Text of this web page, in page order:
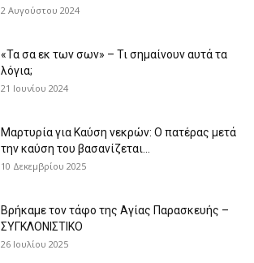
2 Αυγούστου 2024
«Τα σα εκ των σων» – Τι σημαίνουν αυτά τα
λόγια;
21 Ιουνίου 2024
Μαρτυρία για Καύση νεκρών: Ο πατέρας μετά
την καύση του βασανίζεται...
10 Δεκεμβρίου 2025
Βρήκαμε τον τάφο της Αγίας Παρασκευής –
ΣΥΓΚΛΟΝΙΣΤΙΚΟ
26 Ιουλίου 2025